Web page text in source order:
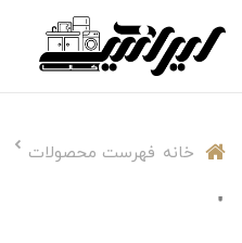
خانه فهرست محصولات